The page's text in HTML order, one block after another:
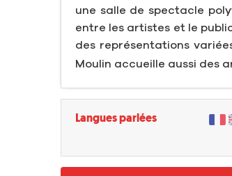
une salle de spectacle
entre les artistes et le
des représentations
Moulin accueille aussi des
Langues parlées